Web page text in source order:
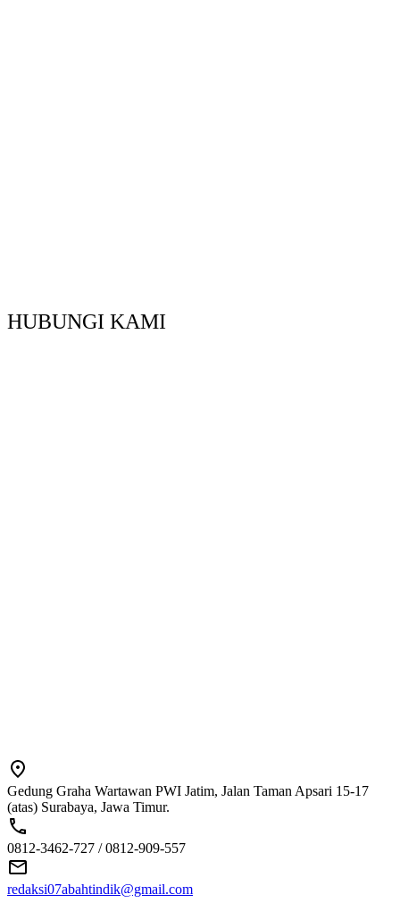
HUBUNGI KAMI
Gedung Graha Wartawan PWI Jatim, Jalan Taman Apsari 15-17
(atas) Surabaya, Jawa Timur.
0812-3462-727 / 0812-909-557
redaksi07abahtindik@gmail.com